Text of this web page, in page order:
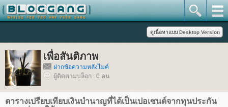
เพื่อสันติภาพ
ฝากข้อความหลังไมค์
ผู้ติดตามบล็อก : 0 คน
ตารางเปรียบเทียบเงินบำนาญที่ได้เป็นเปอเซนต์จากทุนประกัน